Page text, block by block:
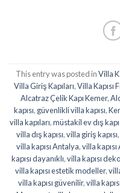
This entry was posted inVilla
Villa Giriş Kapıları,Villa Kapısı
Alcatraz Çelik Kapı Kemer,
kapısı, güvenlikli villa kapısı,
villa kapıları,müstakil ev dış
villa dış kapısı,villa giriş kapısı,
villa kapısı Antalya,villa
kapısı dayanıklı,villa kapısı
villa kapısı estetik modeller,
villa kapısı güvenilir,villa